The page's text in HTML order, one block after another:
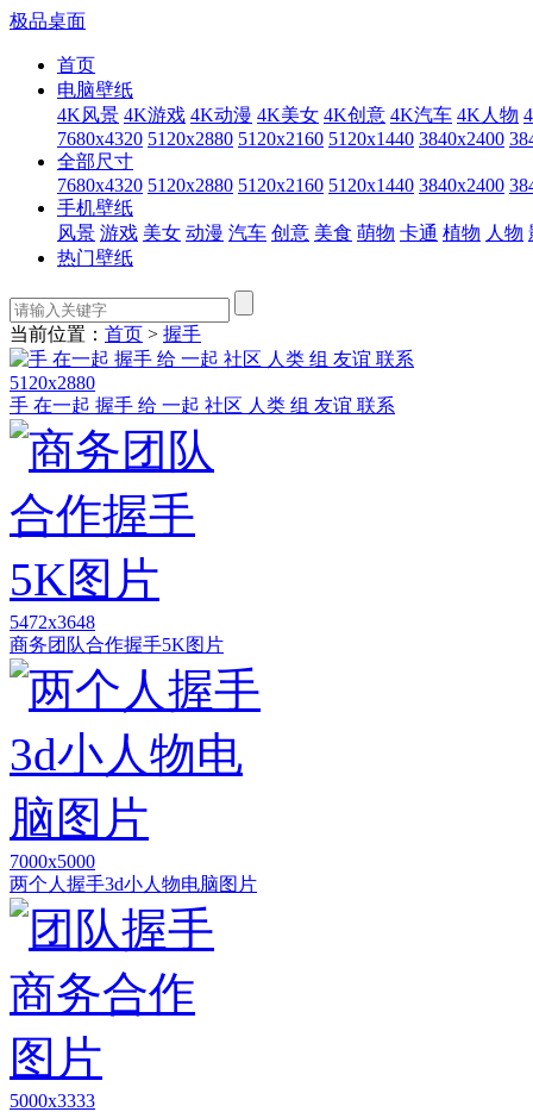
极品桌面
首页
电脑壁纸
4K风景 4K游戏 4K动漫 4K美女 4K创意 4K汽车 4K人物
7680x4320 5120x2880 5120x2160 5120x1440 3840x2400
全部尺寸
7680x4320 5120x2880 5120x2160 5120x1440 3840x2400
手机壁纸
风景 游戏 美女 动漫 汽车 创意 美食 萌物 卡通 植物 人物
热门壁纸
当前位置： 首页 > 握手
5120x2880
手 在一起 握手 给 一起 社区 人类 组 友谊 联系
5472x3648
商务团队合作握手5K图片
7000x5000
两个人握手3d小人物电脑图片
5000x3333